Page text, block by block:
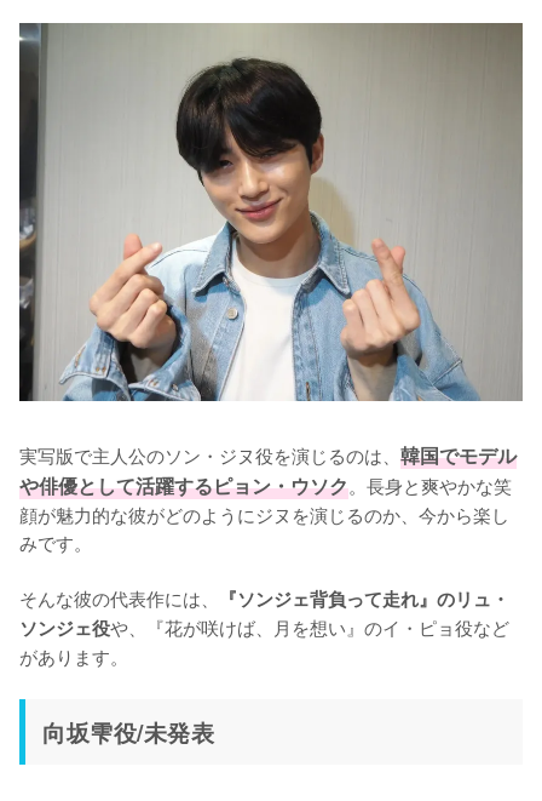
実写版で主人公のソン・ジヌ役を演じるのは、 韓国でモデル
や俳優として活躍するピョン・ウソク。長身と爽やかな笑
顔が魅力的な彼がどのようにジヌを演じるのか、今から楽し
みです。
そんな彼の代表作には、
『ソンジェ背負って走れ』のリュ・
ソンジェ役や、『花が咲けば、月を想い』のイ・ピョ役など
があります。
向坂雫役/未発表